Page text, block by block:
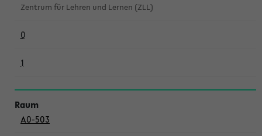
Zentrum für Lehren und Lernen (ZLL)
0
1
A0-503